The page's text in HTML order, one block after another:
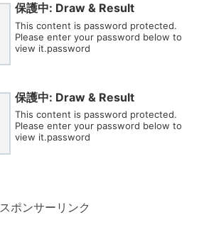
保護中: Draw & Result
This content is password protected.
Please enter your password below to
view it.password
保護中: Draw & Result
This content is password protected.
Please enter your password below to
view it.password
スポンサーリンク